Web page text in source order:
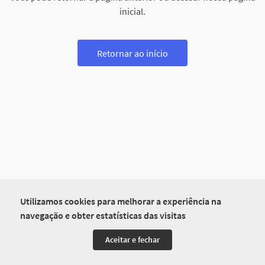
Utilizamos cookies para melhorar a experiência na
navegação e obter estatísticas das visitas
Aceitar e fechar
inicial.
Retornar ao início